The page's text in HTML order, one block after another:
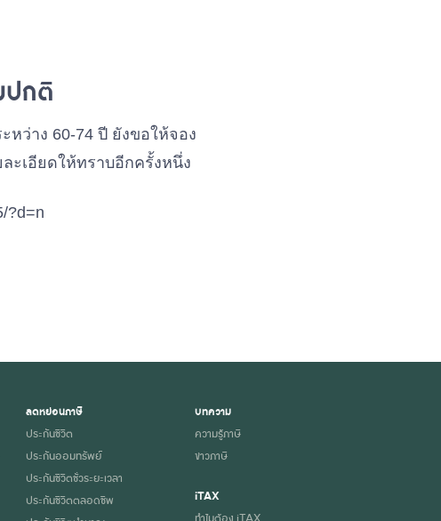
ปกติ
หว่าง 60-74 ปี ยังขอให้จอง
ะเอียดให้ทราบอีกครั้งหนึ่ง
?d=n
ลดหย่อนภาษี
ประกันชีวิต
ประกันออมทรัพย์
ประกันชีวิตชั่วระยะเวลา
ประกันชีวิตตลอดชีพ
บทความ
ความรู้ภาษี
ข่าวภาษี
iTAX
ทำไมต้อง iTAX